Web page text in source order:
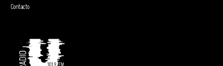
Contacto